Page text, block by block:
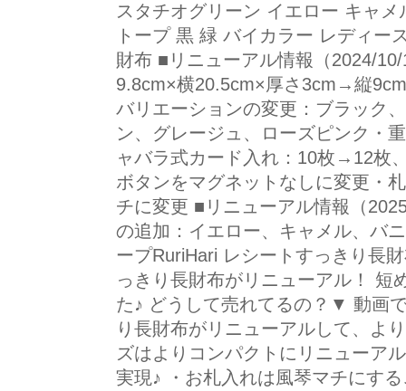
スタチオグリーン イエロー キャ
トープ 黒 緑 バイカラー レディー
財布 ■リニューアル情報（2024/
9.8cm×横20.5cm×厚さ3cm→縦
バリエーションの変更：ブラック
ン、グレージュ、ローズピンク・
ャバラ式カード入れ：10枚→12枚
ボタンをマグネットなしに変更・
チに変更 ■リニューアル情報（
の追加：イエロー、キャメル、バ
ープRuriHari レシートすっきり長
っきり長財布がリニューアル！ 短
た♪ どうして売れてるの？▼ 動画
り長財布がリニューアルして、よ
ズはよりコンパクトにリニューア
実現♪ ・お札入れは風琴マチにす